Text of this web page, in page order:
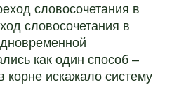
словосочетания в
словосочетания в
как один способ –
корне искажало систему